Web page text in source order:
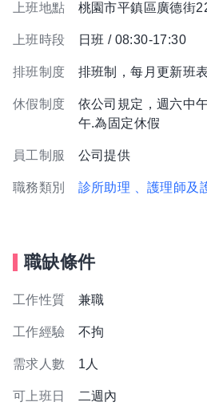
上班地點 桃園市平鎮區廣德街
上班時段 日班 / 08:30-17:30
排班制度 排班制，每月更新班表
休假制度
依公司規定，週六中
午.為固定休假
員工制服 公司提供
職務類別 診所助理 、護理師及
職缺條件
工作性質 兼職
工作經驗 不拘
需求人數 1人
可上班日 二週內